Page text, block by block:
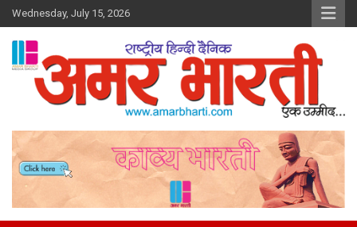
Skip
to
content
Wednesday, July 15, 2026
Amar Bharti Media Group